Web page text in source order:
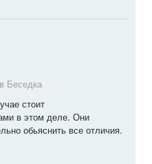
Беседка
стоит
в этом деле. Они
обьяснить все отличия.